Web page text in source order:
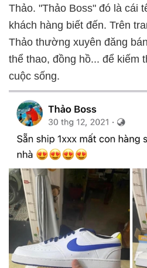
Thảo. "Thảo Boss" đó là cái
khách hàng biết đến. Trên
Thảo thường xuyên đăng
thể thao, đồng hồ... để kiếm
cuộc sống.